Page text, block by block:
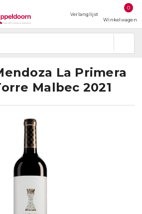
Verlanglijst
0
Winkelwagen
La Primera
Malbec 2021